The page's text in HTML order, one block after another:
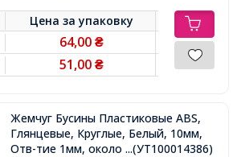
Цена заупаковку
64,00₴
51,00₴
Жемчуг Бусины Пластиковые ABS,
Глянцевые, Круглые, Белый, 10мм,
Отв-тие 1мм, около 50шт/25г,
...(УТ100014386)